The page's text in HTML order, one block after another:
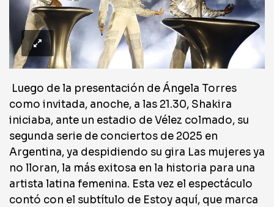
Luego de la presentación de Ángela Torres
como invitada, anoche, a las 21.30, Shakira
iniciaba, ante un estadio de Vélez colmado, su
segunda serie de conciertos de 2025 en
Argentina, ya despidiendo su gira Las mujeres ya
no lloran, la más exitosa en la historia para una
artista latina femenina. Esta vez el espectáculo
contó con el subtítulo de Estoy aquí, que marca